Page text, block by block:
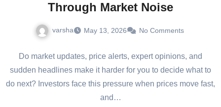
Through Market Noise
varsha May 13, 2026 No Comments
Do market updates, price alerts, expert opinions, and
sudden headlines make it harder for you to decide what to
do next? Investors face this pressure when prices move fast,
and…